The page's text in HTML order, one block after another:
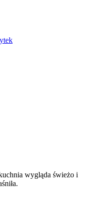
wygląda świeżo i